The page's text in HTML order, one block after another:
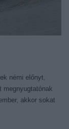
némi előnyt,
megnyugtatónak
akkor sokat